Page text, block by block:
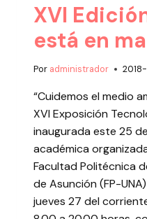
XVI
está en
Por administrador
“Cuidemos el medio
XVI Exposición
inaugurada este 25
académica
Facultad Politécnica
de Asunción (FP-
jueves 27 del